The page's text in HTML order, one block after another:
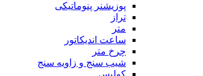
پوزیشنر پنوماتیکی
تراز
متر
ساعت اندیکاتور
چرخ متر
شیب سنج و زاویه سنج
کولیس